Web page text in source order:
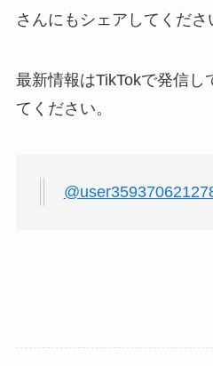
さんにもシェアしてくださ
最新情報はTikTokで発信
てください。